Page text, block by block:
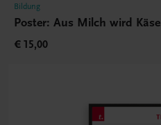
Bildung
Poster: Aus Milch wird Käse
€ 15,00